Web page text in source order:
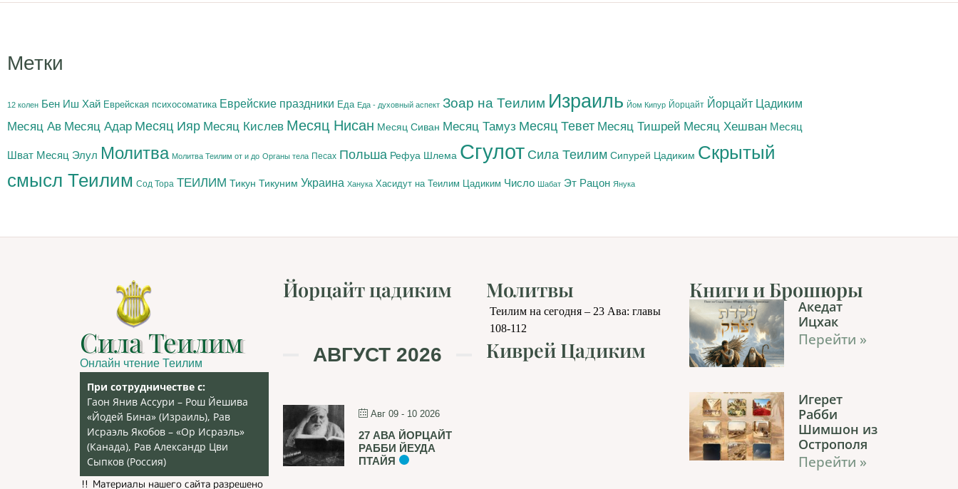
Метки
12 колен Бен Иш Хай Еврейская психосоматика Еврейские праздники Еда Еда - духовный аспект Зоар на Теилим Израиль Йом Кипур Йорцайт Йорцайт Цадиким
Месяц Ав Месяц Адар Месяц Ияр Месяц Кислев Месяц Нисан Месяц Сиван Месяц Тамуз Месяц Тевет Месяц Тишрей Месяц Хешван Месяц
Шват Месяц Элул Молитва Молитва Теилим от и до Органы тела Песах Польша Рефуа Шлема Сгулот Сила Теилим Сипурей Цадиким Скрытый
смысл Теилим Сод Тора ТЕИЛИМ Тикун Тикуним Украина Ханука Хасидут на Теилим Цадиким Число Шабат Эт Рацон Янука
Сила Теилим
Онлайн чтение Теилим
При сотрудничестве с:
Гаон Янив Ассури – Рош Йешива
«Йодей Бина» (Израиль), Рав
Исраэль Якобов – «Ор Исраэль»
(Канада), Рав Александр Цви
Сыпков (Россия)
‼️ Материалы нашего сайта разрешено
Йорцайт цадиким
АВГУСТ 2026
Авг 09 - 10 2026
27 АВА ЙОРЦАЙТ
РАББИ ЙЕУДА
ПТАЙЯ
Молитвы
Теилим на сегодня – 23 Ава: главы
108-112
Киврей Цадиким
Книги и Брошюры
Акедат
Ицхак
Перейти »
Игерет
Рабби
Шимшон из
Острополя
Перейти »